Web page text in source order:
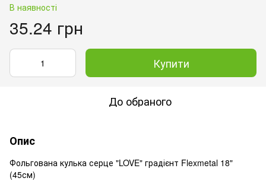
В наявності
35.24 грн
Купити
До обраного
Опис
Фольгована кулька серце "LOVE" градієнт Flexmetal 18"
(45см)